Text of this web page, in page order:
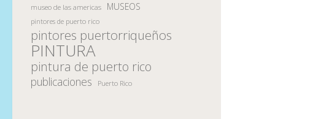
museo de las americas MUSEOS
pintores de puerto rico
pintores puertorriqueños
PINTURA
pintura de puerto rico
publicaciones Puerto Rico